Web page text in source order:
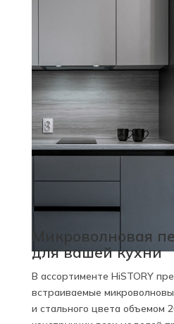
Микроволновая
для вашей кухни
В ассортименте HiSTORY
встраиваемые
и стального цвета объемом